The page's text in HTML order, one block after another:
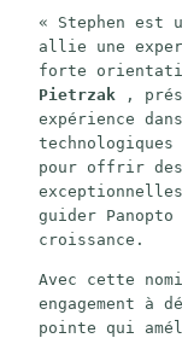
« Stephen est
allie une
forte
Pietrzak ,
expérience
pour offrir des
guider Panopto
croissance.
Avec cette
engagement à
pointe qui